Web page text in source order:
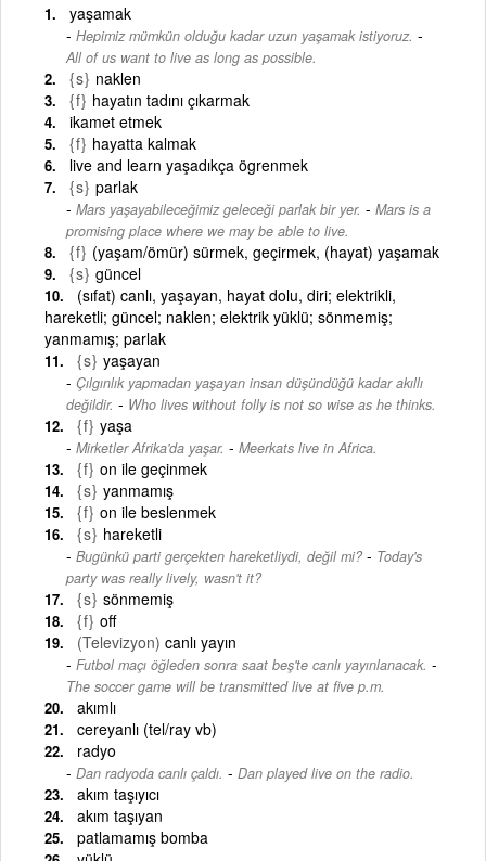
yaşamak
Hepimiz mümkün olduğu kadar uzun yaşamak istiyoruz. -
All of us want to live as long as possible.
{s} naklen
{f} hayatın tadını çıkarmak
ikamet etmek
{f} hayatta kalmak
live and learn yaşadıkça ögrenmek
{s} parlak
Mars yaşayabileceğimiz geleceği parlak bir yer. - Mars is a
promising place where we may be able to live.
{f} (yaşam/ömür) sürmek, geçirmek, (hayat) yaşamak
{s} güncel
(sıfat) canlı, yaşayan, hayat dolu, diri; elektrikli,
hareketli; güncel; naklen; elektrik yüklü; sönmemiş;
yanmamış; parlak
{s} yaşayan
Çılgınlık yapmadan yaşayan insan düşündüğü kadar akıllı
değildir. - Who lives without folly is not so wise as he thinks.
{f} yaşa
Mirketler Afrika'da yaşar. - Meerkats live in Africa.
{f} on ile geçinmek
{s} yanmamış
{f} on ile beslenmek
{s} hareketli
Bugünkü parti gerçekten hareketliydi, değil mi? - Today's
party was really lively, wasn't it?
{s} sönmemiş
{f} off
(Televizyon) canlı yayın
Futbol maçı öğleden sonra saat beş'te canlı yayınlanacak. -
The soccer game will be transmitted live at five p.m.
akımlı
cereyanlı (tel/ray vb)
radyo
Dan radyoda canlı çaldı. - Dan played live on the radio.
akım taşıyıcı
akım taşıyan
patlamamış bomba